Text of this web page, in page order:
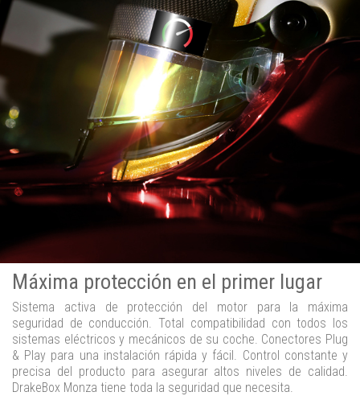
Máxima protección en el primer lugar
Sistema activa de protección del motor para la máxima
seguridad de conducción. Total compatibilidad con todos los
sistemas eléctricos y mecánicos de su coche. Conectores Plug
& Play para una instalación rápida y fácil. Control constante y
precisa del producto para asegurar altos niveles de calidad.
DrakeBox Monza tiene toda la seguridad que necesita.